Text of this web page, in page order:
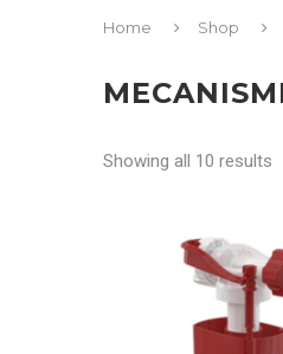
Home Shop
Showing all 10 results